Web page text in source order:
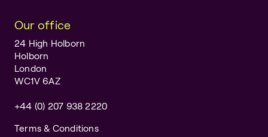
Our office
24 High Holborn
Holborn
London
WC1V 6AZ
+44 (0) 207 938 2220
Terms & Conditions